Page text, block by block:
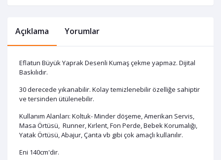
Açıklama Yorumlar
Eflatun Büyük Yaprak Desenli Kumaş çekme yapmaz. Dijital
Baskılıdır.
30 derecede yıkanabilir. Kolay temizlenebilir özelliğe sahiptir
ve tersinden ütülenebilir.
Kullanım Alanları: Koltuk- Minder döşeme, Amerikan Servis,
Masa Örtüsü, Runner, Kırlent, Fon Perde, Bebek Korumalığı,
Yatak Örtüsü, Abajur, Çanta vb gibi çok amaçlı kullanılır.
Eni 140cm'dir.